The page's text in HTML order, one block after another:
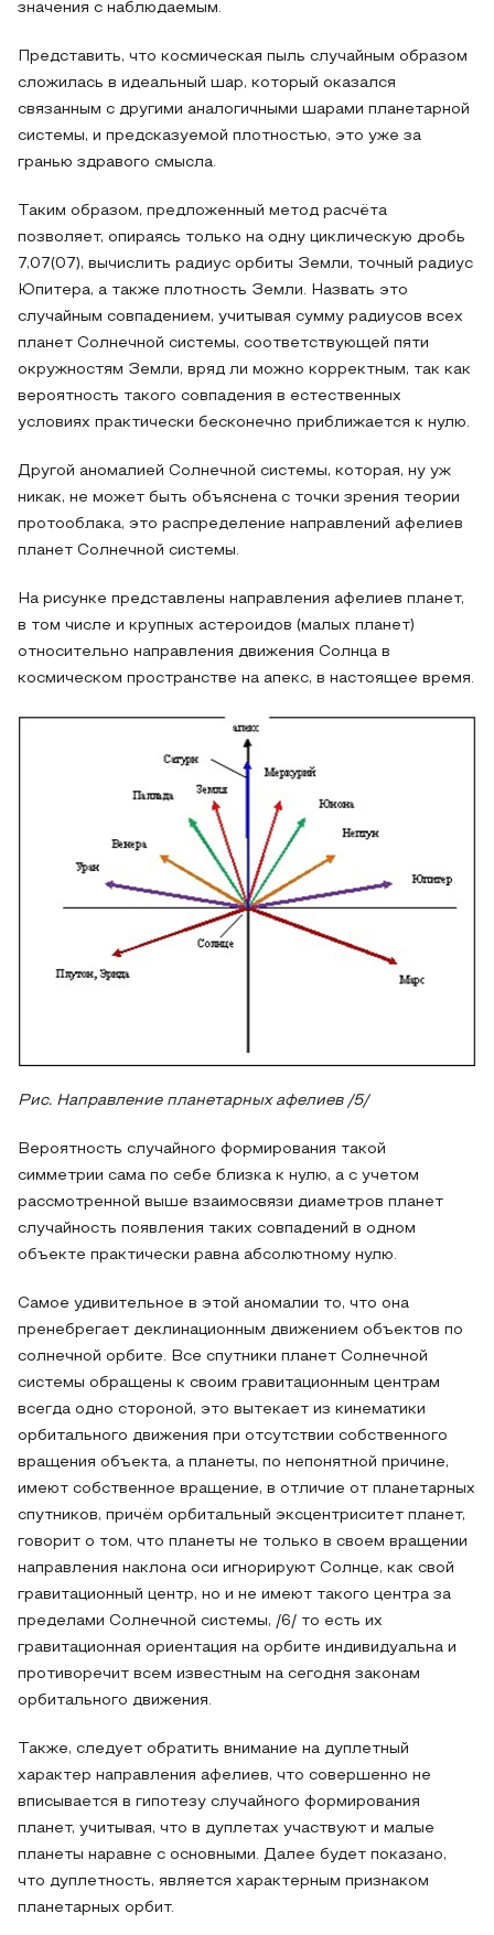
значения с наблюдаемым.
Представить, что космическая пыль случайным образом
сложилась в идеальный шар, который оказался
связанным с другими аналогичными шарами планетарной
системы, и предсказуемой плотностью, это уже за
гранью здравого смысла.
Таким образом, предложенный метод расчёта
позволяет, опираясь только на одну циклическую дробь
7,07(07), вычислить радиус орбиты Земли, точный радиус
Юпитера, а также плотность Земли. Назвать это
случайным совпадением, учитывая сумму радиусов всех
планет Солнечной системы, соответствующей пяти
окружностям Земли, вряд ли можно корректным, так как
вероятность такого совпадения в естественных
условиях практически бесконечно приближается к нулю.
Другой аномалией Солнечной системы, которая, ну уж
никак, не может быть объяснена с точки зрения теории
протооблака, это распределение направлений афелиев
планет Солнечной системы.
На рисунке представлены направления афелиев планет,
в том числе и крупных астероидов (малых планет)
относительно направления движения Солнца в
космическом пространстве на апекс, в настоящее время.
Рис. Направление планетарных афелиев /5/
Вероятность случайного формирования такой
симметрии сама по себе близка к нулю, а с учетом
рассмотренной выше взаимосвязи диаметров планет
случайность появления таких совпадений в одном
объекте практически равна абсолютному нулю.
Самое удивительное в этой аномалии то, что она
пренебрегает деклинационным движением объектов по
солнечной орбите. Все спутники планет Солнечной
системы обращены к своим гравитационным центрам
всегда одно стороной, это вытекает из кинематики
орбитального движения при отсутствии собственного
вращения объекта, а планеты, по непонятной причине,
имеют собственное вращение, в отличие от планетарных
спутников, причём орбитальный эксцентриситет планет,
говорит о том, что планеты не только в своем вращении
направления наклона оси игнорируют Солнце, как свой
гравитационный центр, но и не имеют такого центра за
пределами Солнечной системы, /6/ то есть их
гравитационная ориентация на орбите индивидуальна и
противоречит всем известным на сегодня законам
орбитального движения.
Также, следует обратить внимание на дуплетный
характер направления афелиев, что совершенно не
вписывается в гипотезу случайного формирования
планет, учитывая, что в дуплетах участвуют и малые
планеты наравне с основными. Далее будет показано,
что дуплетность, является характерным признаком
планетарных орбит.